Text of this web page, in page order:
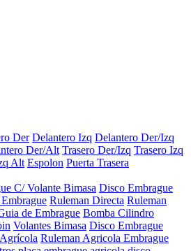
Der Delantero Izq Delantero Der/Izq
Der/Alt Trasero Der/Izq Trasero Izq
Alt Espolon Puerta Trasera
C/ Volante Bimasa Disco Embrague
Ruleman Directa Ruleman
de Embrague Bomba Cilindro
Volantes Bimasa Disco Embrague
Ruleman Agricola Embrague